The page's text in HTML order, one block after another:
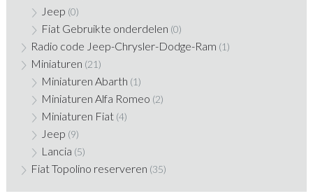
Jeep (0)
Fiat Gebruikte onderdelen (0)
Radio code Jeep-Chrysler-Dodge-Ram (1)
Miniaturen (21)
Miniaturen Abarth (1)
Miniaturen Alfa Romeo (2)
Miniaturen Fiat (4)
Jeep (9)
Lancia (5)
Fiat Topolino reserveren (35)